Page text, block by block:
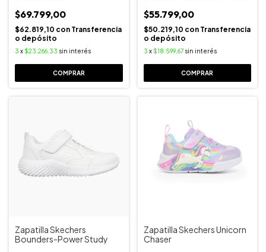
$69.799,00
$62.819,10 con Transferencia
o depósito
3 x $23.266,33 sin interés
COMPRAR
$55.799,00
$50.219,10 con Transferencia
o depósito
3 x $18.599,67 sin interés
COMPRAR
Zapatilla Skechers
Bounders-Power Study
Zapatilla Skechers Unicorn
Chaser